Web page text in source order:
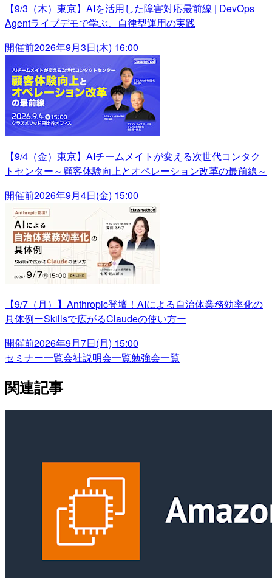
【9/3（木）東京】AIを活用した障害対応最前線 | DevOps
Agentライブデモで学ぶ、自律型運用の実践
開催前2026年9月3日(木) 16:00
【9/4（金）東京】AIチームメイトが変える次世代コンタク
トセンター～顧客体験向上とオペレーション改革の最前線～
開催前2026年9月4日(金) 15:00
【9/7（月）】Anthropic登壇！AIによる自治体業務効率化の
具体例ーSkillsで広がるClaudeの使い方ー
開催前2026年9月7日(月) 15:00
セミナー一覧会社説明会一覧勉強会一覧
関連記事